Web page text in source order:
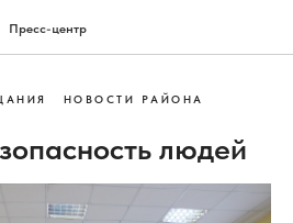
Пресс-центр
НОВОСТИ РАЙОНА
людей